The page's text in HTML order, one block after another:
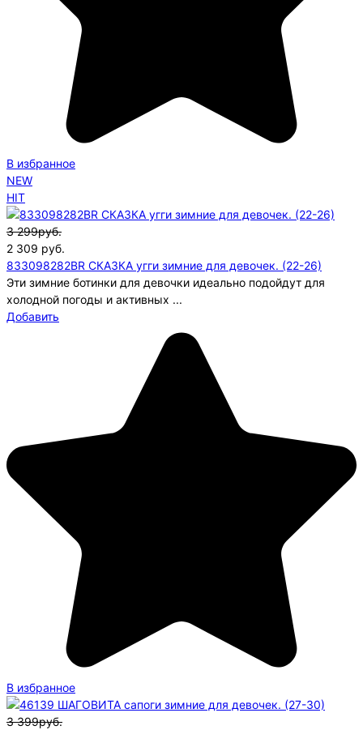
В избранное
NEW
HIT
3 299руб.
2 309 руб.
833098282BR СКАЗКА угги зимние для девочек. (22-26)
Эти зимние ботинки для девочки идеально подойдут для
холодной погоды и активных ...
Добавить
В избранное
3 399руб.